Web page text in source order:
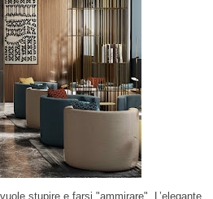
stupire e farsi "ammirare". L’elegante